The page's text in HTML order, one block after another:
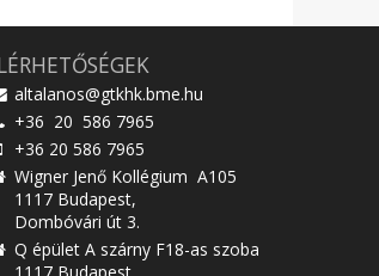
altalanos@gtkhk.bme.hu
+36 20 586 7965
+36 20 586 7965
Wigner Jenő Kollégium A105
1117 Budapest,
Dombóvári út 3.
Q épület A szárny F18-as szoba